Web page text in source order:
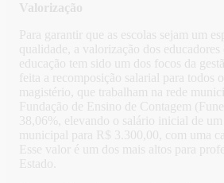
Valorização
Para garantir que as escolas sejam um
qualidade, a valorização dos educadores
educação tem sido um dos focos da
feita a recomposição salarial para todos
magistério, que trabalham na rede
Fundação de Ensino de Contagem
38,06%, elevando o salário inicial de
municipal para R$ 3.300,00, com uma
Esse valor é um dos mais altos para
Estado.